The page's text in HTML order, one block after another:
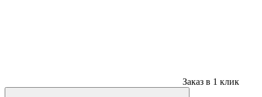
Заказ в 1 клик